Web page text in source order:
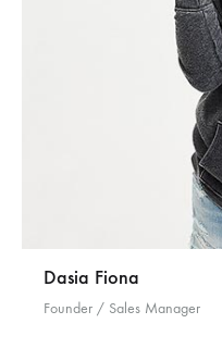
Dasia Fiona
Founder / Sales Manager